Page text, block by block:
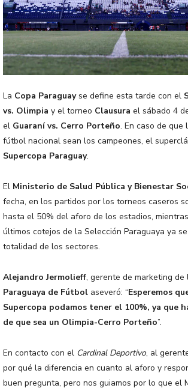
La Copa Paraguayse define esta tarde con el
vs. Olimpia y el torneo Clausura el sábado 4
el Guaraní vs. Cerro Porteño. En caso de que
fútbol nacional sean los campeones, el
Supercopa Paraguay.
El Ministerio de Salud Pública y Bienestar
fecha, en los partidos por los torneos caseros
hasta el 50% del aforo de los estadios,
últimos cotejos de la Selección Paraguaya ya
totalidad de los sectores.
Alejandro Jermolieff, gerente de marketing de
Paraguaya de Fútbol aseveró: “Esperemos
Supercopa podamos tener el 100%, ya que
de que sea un Olimpia-Cerro Porteño”.
En contacto con el Cardinal Deportivo, al
por qué la diferencia en cuanto al aforo y
buen pregunta, pero nos guiamos por lo que el